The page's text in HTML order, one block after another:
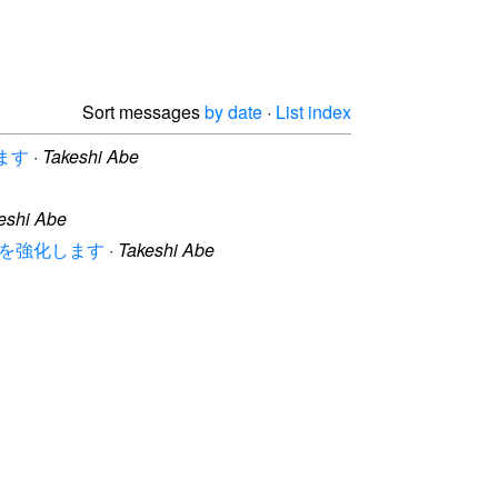
Sort messagesby date · List index
す · Takeshi Abe
Abe
強化します · Takeshi Abe